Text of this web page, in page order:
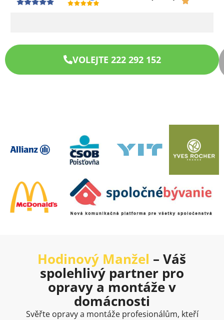
VOLEJTE 222 292 152
Hodinový Manžel – Váš
spolehlivý partner pro
opravy a montáže v
domácnosti
Svěřte opravy a montáže profesionálům, kteří